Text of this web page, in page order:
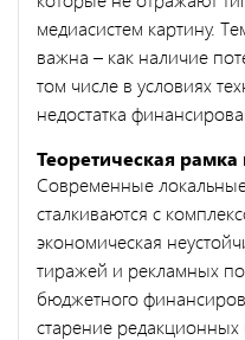
медиасистем картину.
важна – как наличие
том числе в условиях
недостатка
Теоретическая
Современные
сталкиваются с
экономическая
тиражей и рекламных
бюджетного
старение редакционных